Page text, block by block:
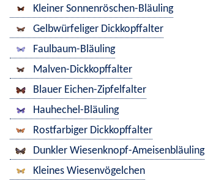
Kleiner Sonnenröschen-Bläuling
Gelbwürfeliger Dickkopffalter
Faulbaum-Bläuling
Malven-Dickkopffalter
Blauer Eichen-Zipfelfalter
Hauhechel-Bläuling
Rostfarbiger Dickkopffalter
Dunkler Wiesenknopf-Ameisenbläuling
Kleines Wiesenvögelchen